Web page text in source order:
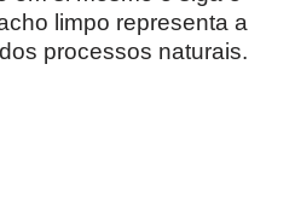
limpo representa a
processos naturais.